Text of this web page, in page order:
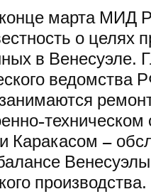
марта МИД
о целях
в Венесуэле.
ведомства
техническом
Каракасом –
производства.